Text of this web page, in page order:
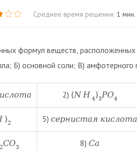
Среднее время решения: 1 мин.
формул веществ,
Б) основной соли; В) амфотерного
ислота 2) (N H 4)3PO4
)2 5) сернистая кислота
2CO3 8) Ca